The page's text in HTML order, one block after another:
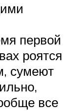
первой
роятся
сумеют
все